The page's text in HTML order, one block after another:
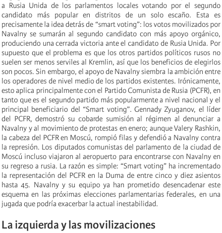
a Rusia Unida de los parlamentos locales votando por el segundo
candidato más popular en distritos de un solo escaño. Esta es
precisamente la idea detrás de “smart voting”: los votos movilizados por
Navalny se sumarán al segundo candidato con más apoyo orgánico,
produciendo una cerrada victoria ante el candidato de Rusia Unida. Por
supuesto que el problema es que los otros partidos políticos rusos no
suelen ser menos serviles al Kremlin, así que los beneficios de elegirlos
son pocos. Sin embargo, el apoyo de Navalny siembra la ambición entre
los operadores de nivel medio de los partidos existentes. Irónicamente,
esto aplica principalmente con el Partido Comunista de Rusia (PCFR), en
tanto que es el segundo partido más popularmente a nivel nacional y el
principal beneficiario del “Smart voting”. Gennady Zyuganov, el líder
del PCFR, demostró su cobarde sumisión al régimen al denunciar a
Navalny y al movimiento de protestas en enero; aunque Valery Rashkin,
la cabeza del PCFR en Moscú, rompió filas y defendió a Navalny contra
la represión. Los diputados comunistas del parlamento de la ciudad de
Moscú incluso viajaron al aeropuerto para encontrarse con Navalny en
su regreso a rusia. La razón es simple: “Smart voting” ha incrementado
la representación del PCFR en la Duma de entre cinco y diez asientos
hasta 45. Navalny y su equipo ya han prometido desencadenar este
esquema en las próximas elecciones parlamentarias federales, en una
jugada que podría exacerbar la actual inestabilidad.
La izquierda y las movilizaciones